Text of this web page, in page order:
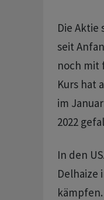
Die Aktie
seit
noch mit
Kurs hat
im
2022
In den
Delhaize